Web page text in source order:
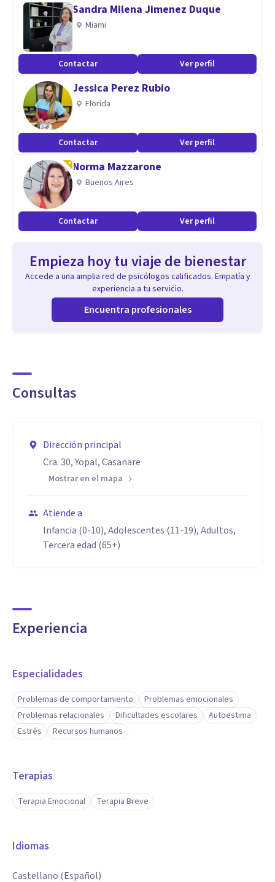
Especialidad
Manejo habilidades en contención de emociones,
estrategias de comunicación, trabajo en quipo, auditorias
en seguridad y salud en el trabajo, sistemas de gestión,
desarrollo de habilidades sociales, manejo de problemas
sociales y conductuales.
Aptitudes
Comunicación asertiva
Mejoramiento de áreas de estudio
Fortalecimiento de la autoestima
Trabajo con población vulnerable
Sandra Milena Jimenez Duque
Miami
Contactar Ver perfil
Jessica Perez Rubio
Florida
Contactar Ver perfil
Norma Mazzarone
Buenos Aires
Contactar Ver perfil
Empieza hoy tu viaje de bienestar
Accede a una amplia red de psicólogos calificados. Empatía y
experiencia a tu servicio.
Encuentra profesionales
Consultas
Dirección principal
Cra. 30, Yopal, Casanare
Mostrar en el mapa
Atiende a
Infancia (0-10), Adolescentes (11-19), Adultos,
Tercera edad (65+)
Experiencia
Especialidades
Problemas de comportamiento
Problemas emocionales
Problemas relacionales
Dificultades escolares
Autoestima
Estrés
Recursos humanos
Terapias
Terapia Emocional Terapia Breve
Idiomas
Castellano (Español)